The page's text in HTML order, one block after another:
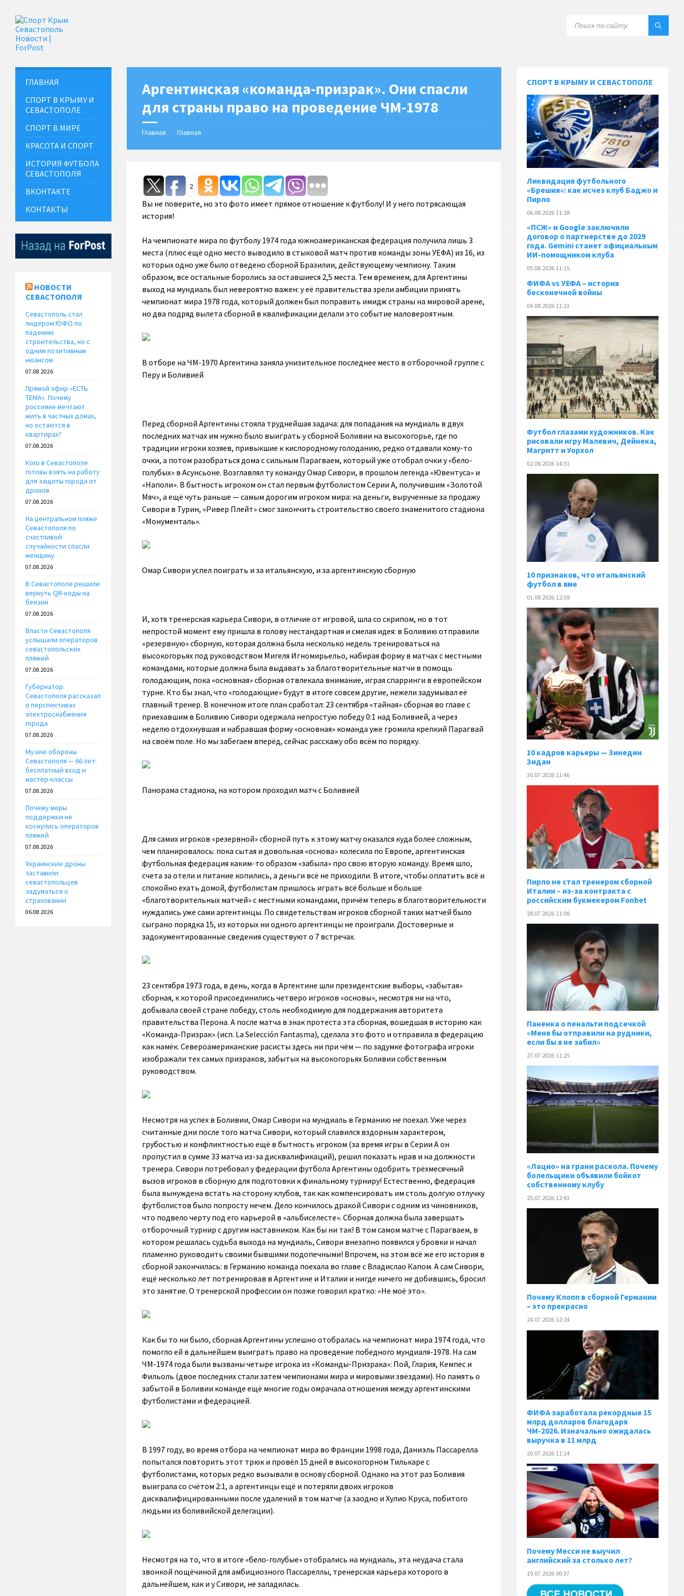
Аргентинская «команда-призрак». Они спасли
для страны право на проведение ЧМ-1978
Главная Главная
2
Вы не поверите, но это фото имеет прямое отношение к футболу! И у него потрясающая
история!
На чемпионате мира по футболу 1974 года южноамериканская федерация получила лишь 3
места (плюс ещё одно место выводило в стыковой матч против команды зоны УЕФА) из 16, из
которых одно уже было отведено сборной Бразилии, действующему чемпиону. Таким
образом, все остальные боролись за оставшиеся 2,5 места. Тем временем, для Аргентины
выход на мундиаль был невероятно важен: у её правительства зрели амбиции принять
чемпионат мира 1978 года, который должен был поправить имидж страны на мировой арене,
но два подряд вылета сборной в квалификации делали это событие маловероятным.
В отборе на ЧМ-1970 Аргентина заняла унизительное последнее место в отборочной группе с
Перу и Боливией
Перед сборной Аргентины стояла труднейшая задача: для попадания на мундиаль в двух
последних матчах им нужно было выиграть у сборной Боливии на высокогорье, где по
традиции игроки хозяев, привыкшие к кислородному голоданию, редко отдавали кому-то
очки, а потом разобраться дома с сильным Парагваем, который уже отобрал очки у «бело-
голубых» в Асунсьоне. Возглавлял ту команду Омар Сивори, в прошлом легенда «Ювентуса» и
«Наполи». В бытность игроком он стал первым футболистом Серии А, получившим «Золотой
Мяч», а ещё чуть раньше — самым дорогим игроком мира: на деньги, вырученные за продажу
Сивори в Турин, «Ривер Плейт» смог закончить строительство своего знаменитого стадиона
«Монументаль».
Омар Сивори успел поиграть и за итальянскую, и за аргентинскую сборную
И, хотя тренерская карьера Сивори, в отличие от игровой, шла со скрипом, но в тот
непростой момент ему пришла в голову нестандартная и смелая идея: в Боливию отправили
«резервную» сборную, которая должна была несколько недель тренироваться на
высокогорьях под руководством Мигеля Игномирьельо, набирая форму в матчах с местными
командами, которые должна была выдавать за благотворительные матчи в помощь
голодающим, пока «основная» сборная отвлекала внимание, играя спарринги в европейском
турне. Кто бы знал, что «голодающие» будут в итоге совсем другие, нежели задумывал её
главный тренер. В конечном итоге план сработал: 23 сентября «тайная» сборная во главе с
приехавшим в Боливию Сивори одержала непростую победу 0:1 над Боливией, а через
неделю отдохнувшая и набравшая форму «основная» команда уже громила крепкий Парагвай
на своём поле. Но мы забегаем вперёд, сейчас расскажу обо всём по порядку.
Панорама стадиона, на котором проходил матч с Боливией
Для самих игроков «резервной» сборной путь к этому матчу оказался куда более сложным,
чем планировалось: пока сытая и довольная «основа» колесила по Европе, аргентинская
футбольная федерация каким-то образом «забыла» про свою вторую команду. Время шло,
счета за отели и питание копились, а деньги всё не приходили. В итоге, чтобы оплатить всё и
спокойно ехать домой, футболистам пришлось играть всё больше и больше
«благотворительных матчей» с местными командами, причём теперь в благотворительности
нуждались уже сами аргентинцы. По свидетельствам игроков сборной таких матчей было
сыграно порядка 15, из которых ни одного аргентинцы не проиграли. Достоверные и
задокументированные сведения существуют о 7 встречах.
23 сентября 1973 года, в день, когда в Аргентине шли президентские выборы, «забытая»
сборная, к которой присоединились четверо игроков «основы», несмотря ни на что,
добывала своей стране победу, столь необходимую для поддержания авторитета
правительства Перона. А после матча в знак протеста эта сборная, вошедшая в историю как
«Команда-Призрак» (исп. La Selección Fantasma), сделала это фото и отправила в федерацию
как намёк. Североамериканские расисты здесь ни при чём — по задумке фотографа игроки
изображали тех самых призраков, забытых на высокогорьях Боливии собственным
руководством.
Несмотря на успех в Боливии, Омар Сивори на мундиаль в Германию не поехал. Уже через
считанные дни после того матча Сивори, который славился вздорным характером,
грубостью и конфликтностью ещё в бытность игроком (за время игры в Серии А он
пропустил в сумме 33 матча из-за дисквалификаций), решил показать нрав и на должности
тренера. Сивори потребовал у федерации футбола Аргентины одобрить трёхмесячный
вызов игроков в сборную для подготовки к финальному турниру! Естественно, федерация
была вынуждена встать на сторону клубов, так как компенсировать им столь долгую отлучку
футболистов было попросту нечем. Дело кончилось дракой Сивори с одним из чиновников,
что подвело черту под его карьерой в «альбиселесте». Сборная должна была завершать
отборочный турнир с другим наставником. Как бы ни так! В том самом матче с Парагваем, в
котором решалась судьба выхода на мундиаль, Сивори внезапно появился у бровки и начал
пламенно руководить своими бывшими подопечными! Впрочем, на этом всё же его история в
сборной закончилась: в Германию команда поехала во главе с Владислао Капом. А сам Сивори,
ещё несколько лет потренировав в Аргентине и Италии и нигде ничего не добившись, бросил
это занятие. О тренерской профессии он позже говорил кратко: «Не моё это».
Как бы то ни было, сборная Аргентины успешно отобралась на чемпионат мира 1974 года, что
помогло ей в дальнейшем выиграть право на проведение победного мундиаля-1978. На сам
ЧМ-1974 года были вызваны четыре игрока из «Команды-Призрака»: Пой, Глария, Кемпес и
Фильоль (двое последних стали затем чемпионами мира и мировыми звёздами). Но память о
забытой в Боливии команде ещё многие годы омрачала отношения между аргентинскими
футболистами и федерацией.
В 1997 году, во время отбора на чемпионат мира во Франции 1998 года, Даниэль Пассарелла
попытался повторить этот трюк и провёл 15 дней в высокогорном Тилькаре с
футболистами, которых редко вызывали в основу сборной. Однако на этот раз Боливия
выиграла со счётом 2:1, а аргентинцы ещё и потеряли двоих игроков
дисквалифицированными после удалений в том матче (а заодно и Хулио Круса, побитого
людьми из боливийской делегации).
Несмотря на то, что в итоге «бело-голубые» отобрались на мундиаль, эта неудача стала
звонкой пощёчиной для амбициозного Пассареллы, тренерская карьера которого в
дальнейшем, как и у Сивори, не заладилась.
ГЛАВНАЯ
СПОРТ В КРЫМУ И
СЕВАСТОПОЛЕ
СПОРТ В МИРЕ
КРАСОТА И СПОРТ
ИСТОРИЯ ФУТБОЛА
СЕВАСТОПОЛЯ
ВКОНТАКТЕ
КОНТАКТЫ
НОВОСТИ
СЕВАСТОПОЛЯ
Севастополь стал
лидером ЮФО по
падению
строительства, но с
одним позитивным
нюансом
07.08.2026
Прямой эфир «ЕСТЬ
ТЕМА». Почему
россияне мечтают
жить в частных домах,
но остаются в
квартирах?
07.08.2026
Кого в Севастополе
готовы взять на работу
для защиты города от
дронов
07.08.2026
На центральном пляже
Севастополя по
счастливой
случайности спасли
женщину
07.08.2026
В Севастополе решили
вернуть QR-коды на
бензин
07.08.2026
Власти Севастополя
услышали операторов
севастопольских
пляжей
07.08.2026
Губернатор
Севастополя рассказал
о перспективах
электроснабжения
города
07.08.2026
Музею обороны
Севастополя — 66 лет:
бесплатный вход и
мастер-классы
07.08.2026
Почему меры
поддержки не
коснулись операторов
пляжей
07.08.2026
Украинские дроны
заставили
севастопольцев
задуматься о
страховании
06.08.2026
СПОРТ В КРЫМУ И СЕВАСТОПОЛЕ
Ликвидация футбольного
«Брешия»: как исчез клуб Баджо и
Пирло
06.08.2026 11:28
«ПСЖ» и Google заключили
договор о партнерстве до 2029
года. Gemini станет официальным
ИИ-помощником клуба
05.08.2026 11:15
ФИФА vs УЕФА – история
бесконечной войны
04.08.2026 11:21
Футбол глазами художников. Как
рисовали игру Малевич, Дейнека,
Магритт и Уорхол
02.08.2026 14:31
10 признаков, что итальянский
футбол в яме
01.08.2026 12:38
10 кадров карьеры — Зинедин
Зидан
30.07.2026 11:46
Пирло не стал тренером сборной
Италии – из-за контракта с
российским букмекером Fonbet
28.07.2026 11:08
Паненка o пенальти подсечкой
«Меня бы отправили на рудники,
если бы я не забил»
27.07.2026 11:25
«Лацио» на грани раскола. Почему
болельщики объявили бойкот
собственному клубу
25.07.2026 12:43
Почему Клопп в сборной Германии
– это прекрасно
24.07.2026 12:24
ФИФА заработала рекордные 15
млрд долларов благодаря
ЧМ-2026. Изначально ожидалась
выручка в 11 млрд
20.07.2026 11:14
Почему Месси не выучил
английский за столько лет?
19.07.2026 00:37